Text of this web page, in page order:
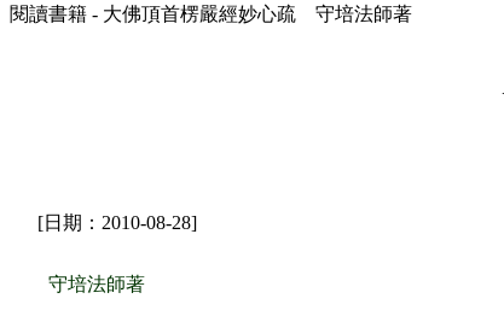
閱讀書籍 - 大佛頂首楞嚴經妙心疏 守培法師著
[日期：2010-08-28]
守培法師著